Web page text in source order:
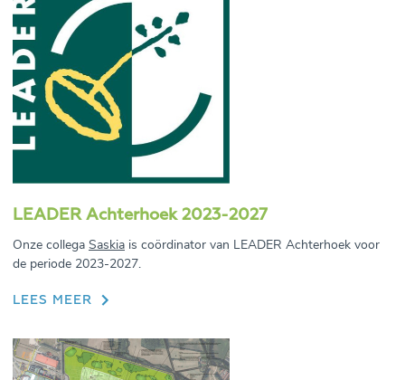
LEADER Achterhoek 2023-2027
Onze collega Saskia is coördinator van LEADER Achterhoek voor
de periode 2023-2027.
LEES MEER